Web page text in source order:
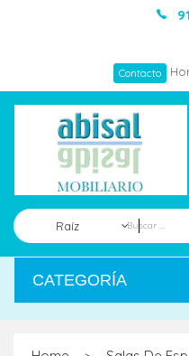
Contacto
Raíz
CATEGORÍA